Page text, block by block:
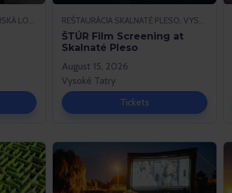
GRANDHOTEL PRAHA TATRANSKÁ LOMNICA, VYSOKÉ TATRY REŠTAURÁCIA SKALNATÉ PLESO, VYSOKÉ TATRY
ŠTÚR Film Screening at
Skalnaté Pleso
August 15, 2026
Vysoké Tatry
Tickets